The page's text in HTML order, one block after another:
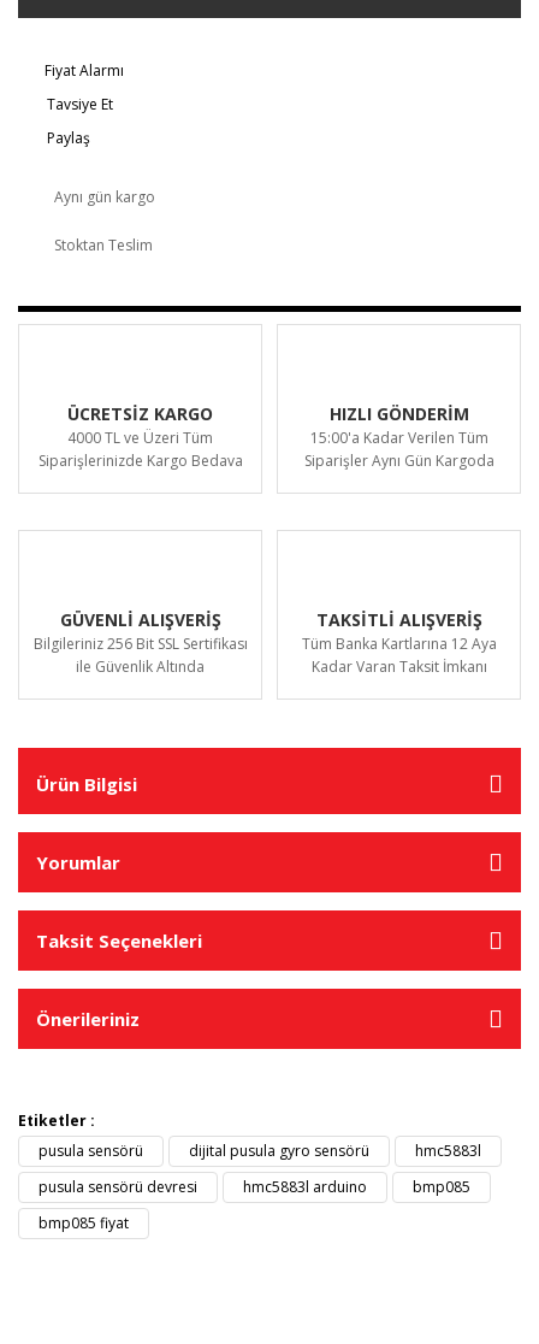
Fiyat Alarmı
Tavsiye Et
Paylaş
Aynı gün kargo
Stoktan Teslim
ÜCRETSİZ KARGO
4000 TL ve Üzeri Tüm
Siparişlerinizde Kargo Bedava
HIZLI GÖNDERİM
15:00'a Kadar Verilen Tüm
Siparişler Aynı Gün Kargoda
GÜVENLİ ALIŞVERİŞ
Bilgileriniz 256 Bit SSL Sertifikası
ile Güvenlik Altında
TAKSİTLİ ALIŞVERİŞ
Tüm Banka Kartlarına 12 Aya
Kadar Varan Taksit İmkanı
Ürün Bilgisi
Yorumlar
Taksit Seçenekleri
Önerileriniz
Etiketler :
pusula sensörü
dijital pusula gyro sensörü
hmc5883l
pusula sensörü devresi
hmc5883l arduino
bmp085
bmp085 fiyat